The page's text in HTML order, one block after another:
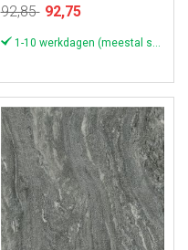
92,85 Speciale
92,75
1-10 werkdagen (meestal sneller)